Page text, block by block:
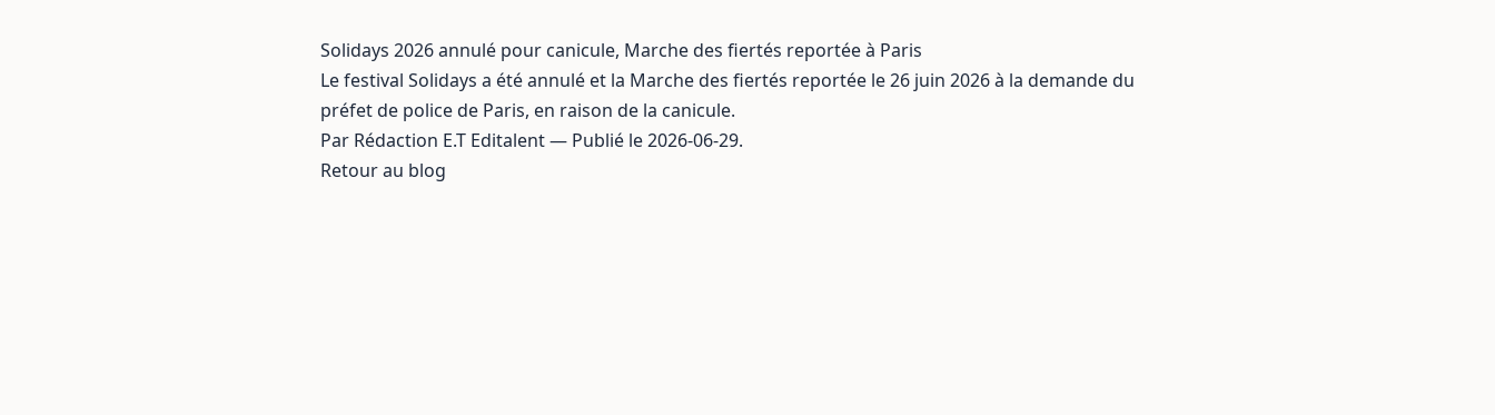
Solidays 2026 annulé pour canicule, Marche des fiertés reportée à Paris
Le festival Solidays a été annulé et la Marche des fiertés reportée le 26 juin 2026 à la demande du
préfet de police de Paris, en raison de la canicule.
Par Rédaction E.T Editalent — Publié le 2026-06-29.
Retour au blog